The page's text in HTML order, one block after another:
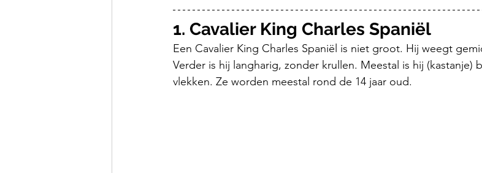
1. Cavalier King Charles Spaniël
Een Cavalier King Charles Spaniël is niet groot. Hij weegt
Verder is hij langharig, zonder krullen. Meestal is hij (kastanje)
vlekken. Ze worden meestal rond de 14 jaar oud.